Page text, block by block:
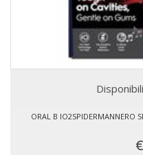
ORAL B IO2SPIDERMANNERO